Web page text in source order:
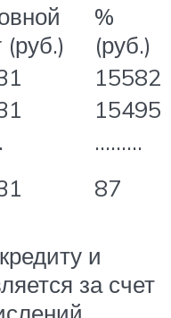
(руб.)
%
(руб.)
15582
15495
………
87
и
за счет